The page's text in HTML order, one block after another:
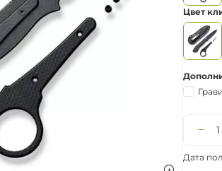
Ножи по типу замка
Ножи по назначению
Складные
Тактическое снаряжение
Цвет
Дата